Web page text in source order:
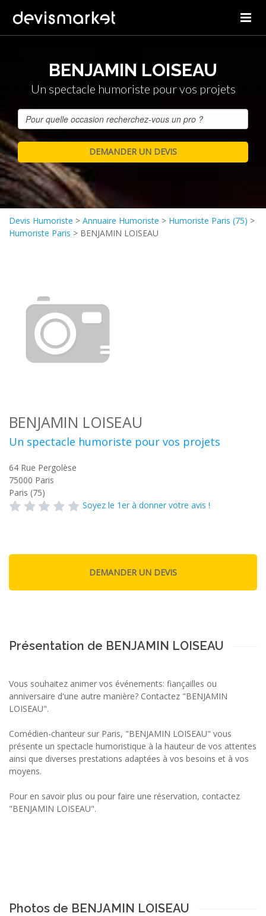
BENJAMIN LOISEAU
Un spectacle humoriste pour vos projets
Devis Humoriste > Annuaire Humoriste > Humoriste Paris (75) >
Humoriste Paris > BENJAMIN LOISEAU
BENJAMIN LOISEAU
Un spectacle humoriste pour vos projets
64 Rue Pergolèse
75000 Paris
Paris (75)
Soyez le 1er à donner votre avis !
Présentation de BENJAMIN LOISEAU
Vous souhaitez animer vos événements: fiançailles ou
anniversaire d'une autre manière? Contactez "BENJAMIN
LOISEAU".
Comédien-chanteur sur Paris, "BENJAMIN LOISEAU" vous
présente un spectacle humoristique à la hauteur de vos attentes
ainsi que diverses prestations adaptées à vos besoins et à vos
moyens.
Pour en savoir plus ou pour faire une réservation, contactez
"BENJAMIN LOISEAU".
Photos de BENJAMIN LOISEAU